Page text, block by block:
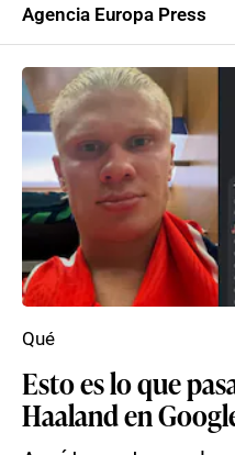
Agencia Europa Press
Esto es lo que
Haaland en
Qué